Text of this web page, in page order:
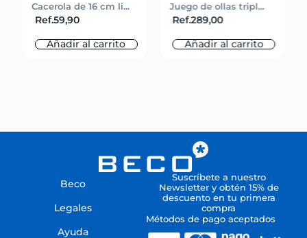
Cacerola de 16 cm li...
Ref.59,90
Añadir al carrito
Juego de ollas tripl...
Ref.289,00
Añadir al carrito
Beco
Legales
Ayuda
Suscríbete a nuestro
Newsletter y obtén 15% de
descuento en tu primera
compra
Métodos de pago aceptados